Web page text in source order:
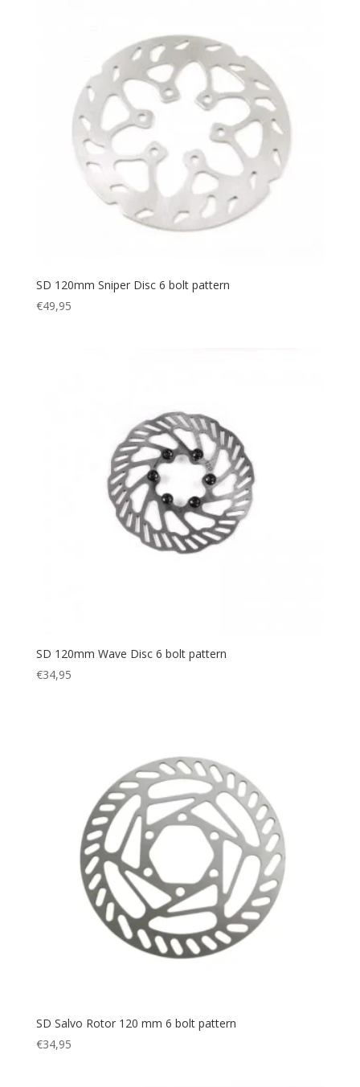
SD 120mm Sniper Disc 6 bolt pattern
€49,95
SD 120mm Wave Disc 6 bolt pattern
€34,95
SD Salvo Rotor 120 mm 6 bolt pattern
€34,95